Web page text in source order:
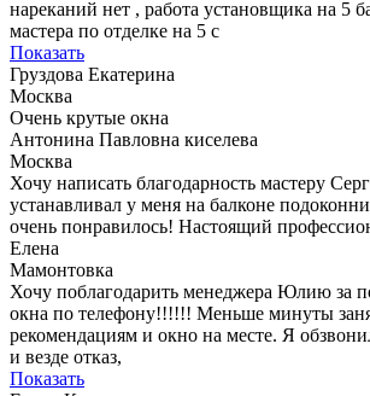
нареканий нет , работа установщика на 5
мастера по отделке на 5 с
Показать
Груздова Екатерина
Москва
Очень крутые окна
Антонина Павловна киселева
Москва
Хочу написать благодарность мастеру
устанавливал у меня на балконе
очень понравилось! Настоящий
Елена
Мамонтовка
Хочу поблагодарить менеджера Юлию за
окна по телефону!!!!!! Меньше минуты
рекомендациям и окно на месте. Я
и везде отказ,
Показать